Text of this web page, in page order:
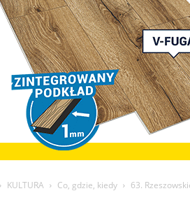
KULTURA Co, gdzie, kiedy 63.